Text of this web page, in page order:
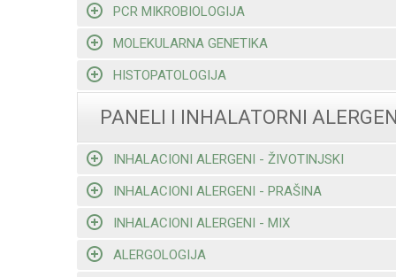
PCR MIKROBIOLOGIJA
MOLEKULARNA GENETIKA
HISTOPATOLOGIJA
PANELI I INHALATORNI
INHALACIONI ALERGENI - ŽIVOTINJSKI
INHALACIONI ALERGENI - PRAŠINA
INHALACIONI ALERGENI - MIX
ALERGOLOGIJA